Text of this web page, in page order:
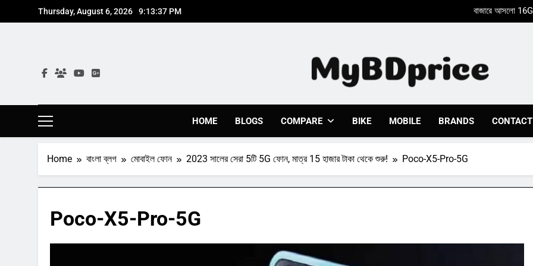
to
Thursday, August 6, 2026 9:13:38 PM
Nothing Phone 2a একটি
Nothing Phone 2a একটি
Mybdprice
Latest Bike & Mobiles Price In Bangladesh 2023 At
HOME BLOGS COMPARE BIKE MOBILE BRANDS
Home বাংলা ব্লগ মোবাইল ফোন 2023 সালের সেরা 5টি 5G ফোন, মাত্র 15 হাজার টাকা থেকে শুরু! Poco-X5-Pro-5G
Poco-X5-Pro-5G